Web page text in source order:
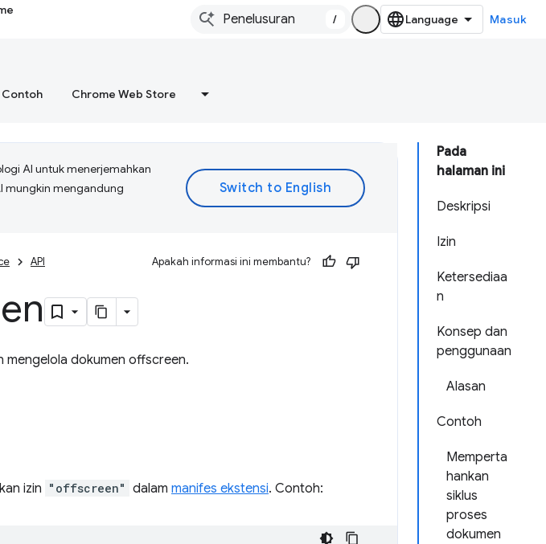
/ Masuk
Contoh Chrome Web Store
Pada
halaman ini
Deskripsi
Izin
Ketersediaa
n
Konsep dan
penggunaan
Alasan
Contoh
Memperta
hankan
siklus
proses
dokumen
AI untuk menerjemahkan
mungkin mengandung
API Apakah informasi ini membantu?
mengelola dokumen offscreen.
izin "offscreen" dalam manifes ekstensi. Contoh: